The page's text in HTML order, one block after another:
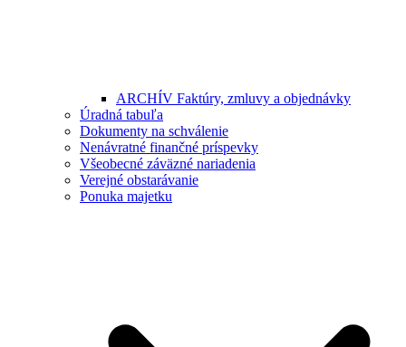
ARCHÍV Faktúry, zmluvy a objednávky
Úradná tabuľa
Dokumenty na schválenie
Nenávratné finančné príspevky
Všeobecné záväzné nariadenia
Verejné obstarávanie
Ponuka majetku